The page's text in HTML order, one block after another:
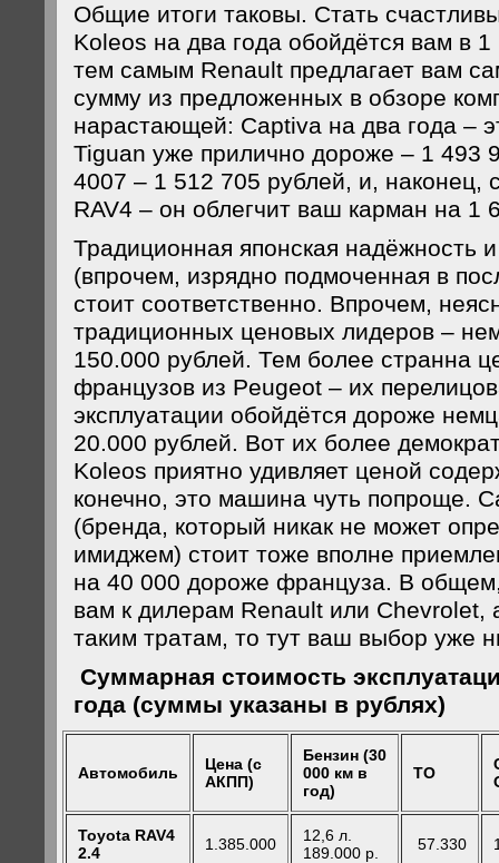
Общие итоги таковы. Стать
Koleos на два года обойдётся вам в
тем самым Renault предлагает вам
сумму из предложенных в обзоре
нарастающей: Captiva на два года –
Tiguan уже прилично дороже – 1 493
4007 – 1 512 705 рублей, и, наконец,
RAV4 – он облегчит ваш карман на 1
Традиционная японская надёжность
(впрочем, изрядно подмоченная в
стоит соответственно. Впрочем,
традиционных ценовых лидеров –
150.000 рублей. Тем более странна
французов из Peugeot – их
эксплуатации обойдётся дороже
20.000 рублей. Вот их более
Koleos приятно удивляет ценой
конечно, это машина чуть попроще.
(бренда, который никак не может
имиджем) стоит тоже вполне
на 40 000 дороже француза. В
вам к дилерам Renault или Chevrolet,
таким тратам, то тут ваш выбор уже
Суммарная стоимость
года (суммы указаны в рублях)
Автомобиль
Цена (с
АКПП)
Бензин (30
000 км в
год)
ТО
Toyota RAV4
2.4
1.385.000
12,6 л.
189.000 р.
57.330